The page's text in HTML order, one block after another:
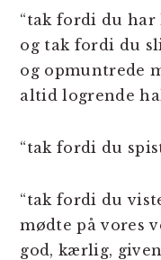
“tak fordi du
og tak fordi du
og opmuntrede
altid logrende
“tak fordi du
“tak fordi du
mødte på vores
god, kærlig,